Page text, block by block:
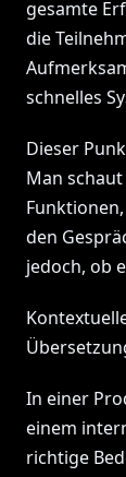
gesamte
die
schnelles
Dieser
Man
den
jedoch, ob
In einer
einem
richtige